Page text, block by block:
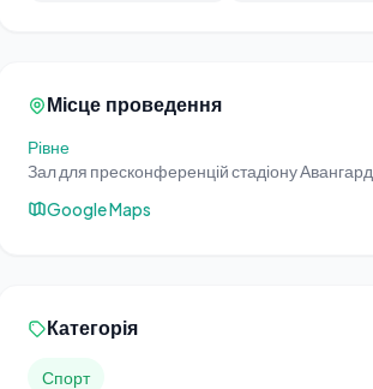
Місце проведення
Рівне
Зал для пресконференцій стадіону Авангард
Google Maps
Категорія
Спорт